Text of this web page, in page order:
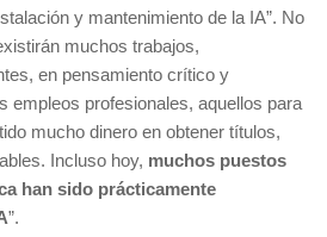
y mantenimiento de la IA”. No
muchos trabajos,
en pensamiento crítico y
empleos profesionales, aquellos para
mucho dinero en obtener títulos,
Incluso hoy, muchos puestos
han sido prácticamente
”.